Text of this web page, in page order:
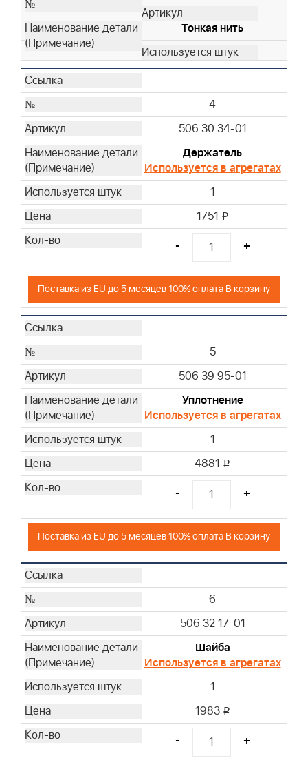
Тонкая нить
4
506 30 34-01
Держатель
Используется в агрегатах
1
1751 i
- +
Поставка из EU до 5 месяцев 100% оплата В корзину
5
506 39 95-01
Уплотнение
Используется в агрегатах
1
4881 i
- +
Поставка из EU до 5 месяцев 100% оплата В корзину
6
506 32 17-01
Шайба
Используется в агрегатах
1
1983 i
- +